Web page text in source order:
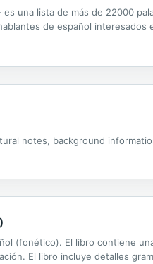
una lista de más de 22000
de español
notes, background
(fonético). El libro contiene
El libro incluye detalles